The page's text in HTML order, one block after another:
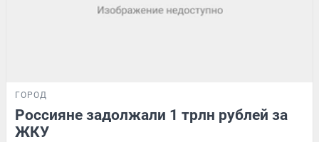
ГОРОД
Россияне задолжали 1 трлн рублей за
ЖКУ